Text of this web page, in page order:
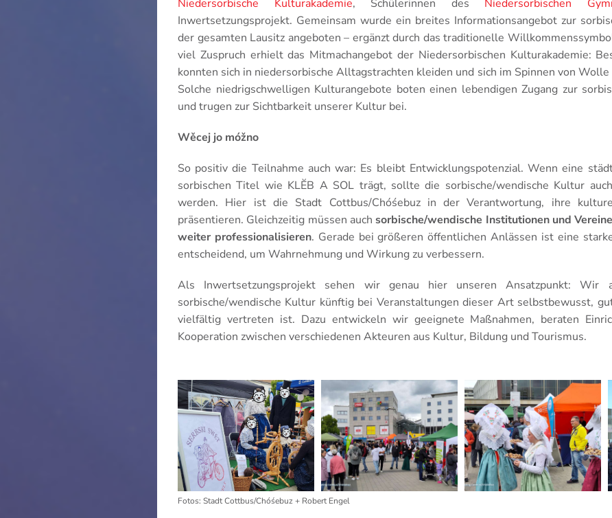
Niedersorbische Kulturakademie, Schülerinnen des Niedersorbischen
Inwertsetzungsprojekt. Gemeinsam wurde ein breites Informationsangebot zur
der gesamten Lausitz angeboten – ergänzt durch das traditionelle
viel Zuspruch erhielt das Mitmachangebot der Niedersorbischen Kulturakademie:
konnten sich in niedersorbische Alltagstrachten kleiden und sich im Spinnen von Wolle
Solche niedrigschwelligen Kulturangebote boten einen lebendigen Zugang zur
und trugen zur Sichtbarkeit unserer Kultur bei.
Wěcej jo móžno
So positiv die Teilnahme auch war: Es bleibt Entwicklungspotenzial. Wenn eine
sorbischen Titel wie KLĔB A SOL trägt, sollte die sorbische/wendische Kultur
werden. Hier ist die Stadt Cottbus/Chóśebuz in der Verantwortung, ihre
präsentieren. Gleichzeitig müssen auchsorbische/wendische Institutionen und
weiter professionalisieren. Gerade bei größeren öffentlichen Anlässen ist eine
entscheidend, um Wahrnehmung und Wirkung zu verbessern.
Als Inwertsetzungsprojekt sehen wir genau hier unseren Ansatzpunkt: Wir
sorbische/wendische Kultur künftig bei Veranstaltungen dieser Art selbstbewusst,
vielfältig vertreten ist. Dazu entwickeln wir geeignete Maßnahmen, beraten
Kooperation zwischen verschiedenen Akteuren aus Kultur, Bildung und Tourismus.
Fotos: Stadt Cottbus/Chóśebuz + Robert Engel